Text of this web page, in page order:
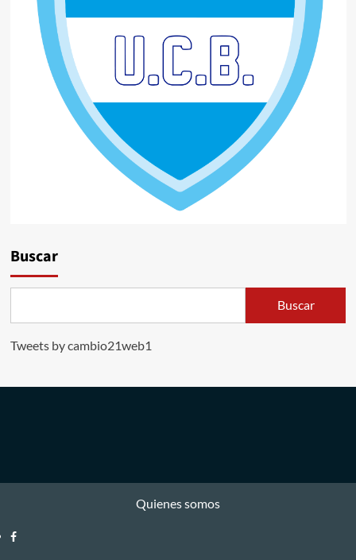
Buscar
Buscar
Tweets by cambio21web1
Quienes somos
Facebook